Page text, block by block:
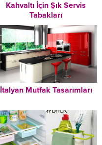
Kahvaltı İçin Şık Servis
Tabakları
İtalyan Mutfak Tasarımları